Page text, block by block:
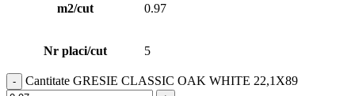
m2/cut 0.97
Nr placi/cut 5
Cantitate GRESIE CLASSIC OAK WHITE 22,1X89